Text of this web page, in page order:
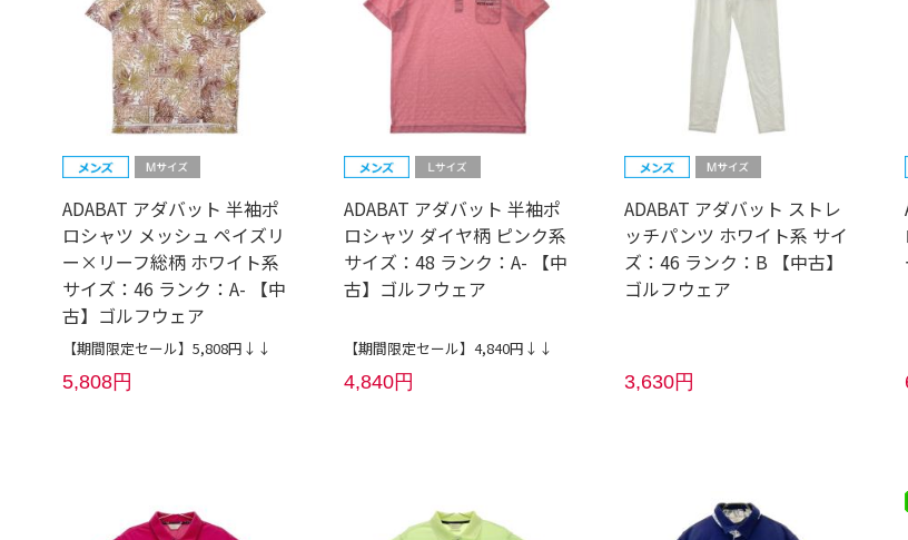
ADABAT アダバット 半袖ポ
ロシャツ メッシュ ペイズリ
ー×リーフ総柄 ホワイト系
サイズ：46 ランク：A- 【中
古】ゴルフウェア
【期間限定セール】5,808円↓↓
5,808円
ADABAT アダバット 半袖ポ
ロシャツ ダイヤ柄 ピンク系
サイズ：48 ランク：A- 【中
古】ゴルフウェア
【期間限定セール】4,840円↓↓
4,840円
ADABAT アダバット ストレ
ッチパンツ ホワイト系 サイ
ズ：46 ランク：B 【中古】
ゴルフウェア
3,630円